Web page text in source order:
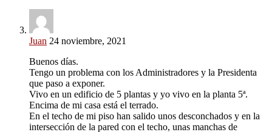
Juan 24 noviembre, 2021
Buenos días.
Tengo un problema con los Administradores y la Presidenta
que paso a exponer.
Vivo en un edificio de 5 plantas y yo vivo en la planta 5ª.
Encima de mi casa está el terrado.
En el techo de mi piso han salido unos desconchados y en la
intersección de la pared con el techo, unas manchas de